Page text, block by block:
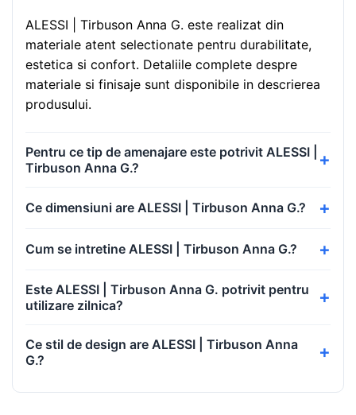
ALESSI | Tirbuson Anna G. este realizat din
materiale atent selectionate pentru durabilitate,
estetica si confort. Detaliile complete despre
materiale si finisaje sunt disponibile in descrierea
produsului.
Pentru ce tip de amenajare este potrivit ALESSI |
Tirbuson Anna G.?
Ce dimensiuni are ALESSI | Tirbuson Anna G.?
Cum se intretine ALESSI | Tirbuson Anna G.?
Este ALESSI | Tirbuson Anna G. potrivit pentru
utilizare zilnica?
Ce stil de design are ALESSI | Tirbuson Anna
G.?